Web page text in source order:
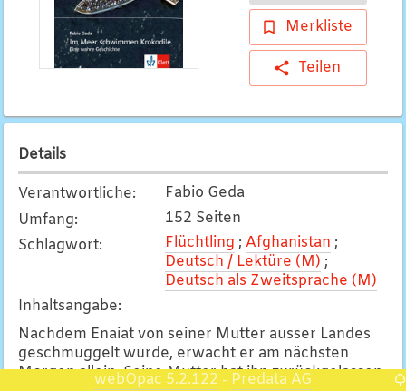
Merkliste
Teilen
Details
Verantwortliche:
Fabio Geda
Umfang:
152 Seiten
Schlagwort: Flüchtling ; Afghanistan ;
Deutsch / Lektüre (M) ;
Deutsch als Zweitsprache (M)
Inhaltsangabe:
Nachdem Enaiat von seiner Mutter ausser Landes
geschmuggelt wurde, erwacht er am nächsten
Morgen allein. Seine Mutter hat ihn zurückgelassen
webOpac 5.2.122 - Predata AG